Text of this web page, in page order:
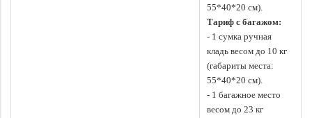
55*40*20 см).
Тариф с багажом:
- 1 сумка ручная
кладь весом до 10 кг
(габариты места:
55*40*20 см).
- 1 багажное место
весом до 23 кг